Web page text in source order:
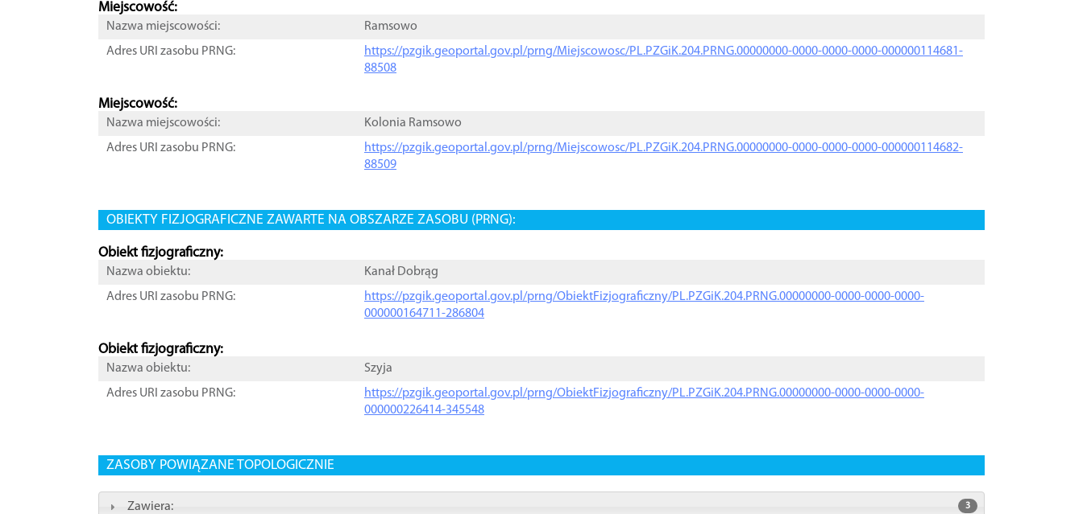
Miejscowość:
Nazwa miejscowości:
Ramsowo
Adres URI zasobu PRNG:
https://pzgik.geoportal.gov.pl/prng/Miejscowosc/PL.PZGiK.204.PRNG.00000000-0000-0000-0000-000000114681-
88508
Miejscowość:
Nazwa miejscowości:
Kolonia Ramsowo
Adres URI zasobu PRNG:
https://pzgik.geoportal.gov.pl/prng/Miejscowosc/PL.PZGiK.204.PRNG.00000000-0000-0000-0000-000000114682-
88509
OBIEKTY FIZJOGRAFICZNE ZAWARTE NA OBSZARZE ZASOBU (PRNG):
Obiekt fizjograficzny:
Nazwa obiektu:
Kanał Dobrąg
Adres URI zasobu PRNG:
https://pzgik.geoportal.gov.pl/prng/ObiektFizjograficzny/PL.PZGiK.204.PRNG.00000000-0000-0000-0000-
000000164711-286804
Obiekt fizjograficzny:
Nazwa obiektu:
Szyja
Adres URI zasobu PRNG:
https://pzgik.geoportal.gov.pl/prng/ObiektFizjograficzny/PL.PZGiK.204.PRNG.00000000-0000-0000-0000-
000000226414-345548
ZASOBY POWIĄZANE TOPOLOGICZNIE
Zawiera: 3